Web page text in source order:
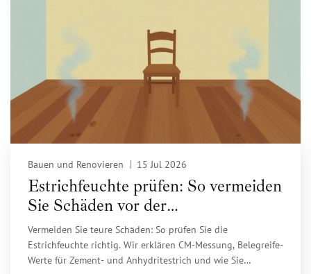
Bauen und Renovieren 15 Jul 2026
Estrichfeuchte prüfen: So vermeiden
Sie Schäden vor der
Bodenverlegung
Vermeiden Sie teure Schäden: So prüfen Sie die
Estrichfeuchte richtig. Wir erklären CM-Messung, Belegreife-
Werte für Zement- und Anhydritestrich und wie Sie